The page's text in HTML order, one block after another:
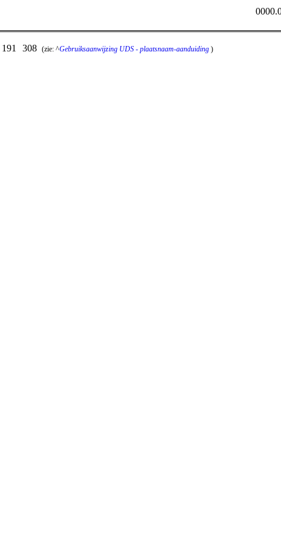
191 308 (zie: ^Gebruiksaanwijzing UDS - plaatsnaam-aanduiding )